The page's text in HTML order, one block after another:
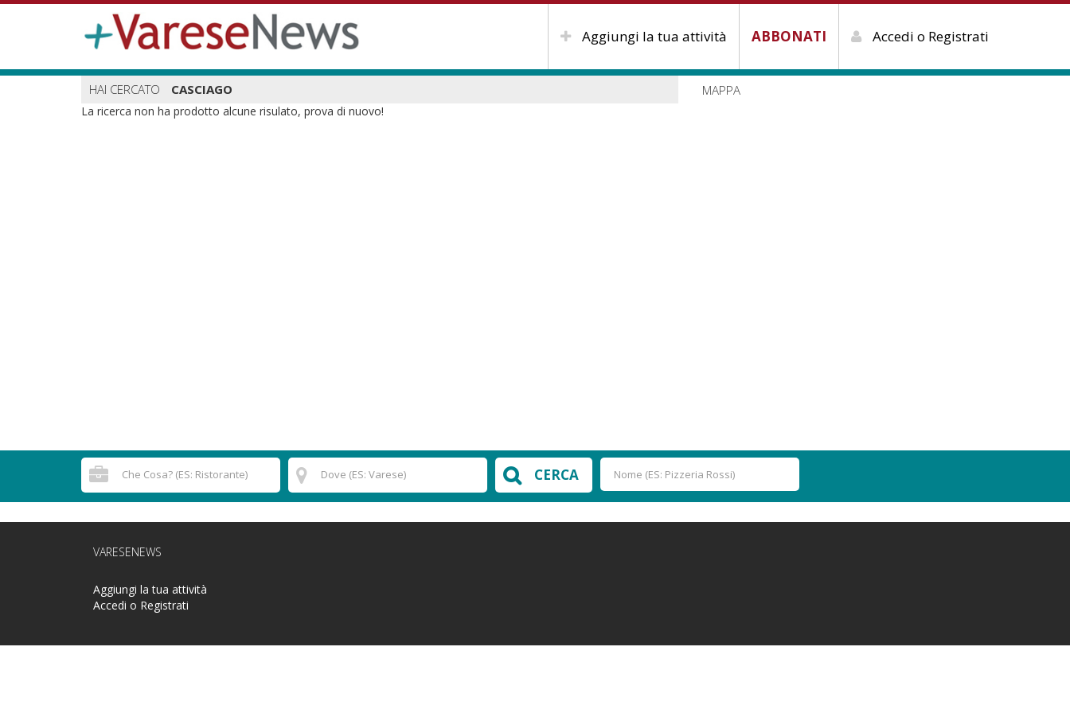
Aggiungi la tua attività ABBONATI Accedi o Registrati
HAI CERCATO CASCIAGO
La ricerca non ha prodotto alcune risulato, prova di nuovo!
MAPPA
VARESENEWS
Aggiungi la tua attività
Accedi o Registrati